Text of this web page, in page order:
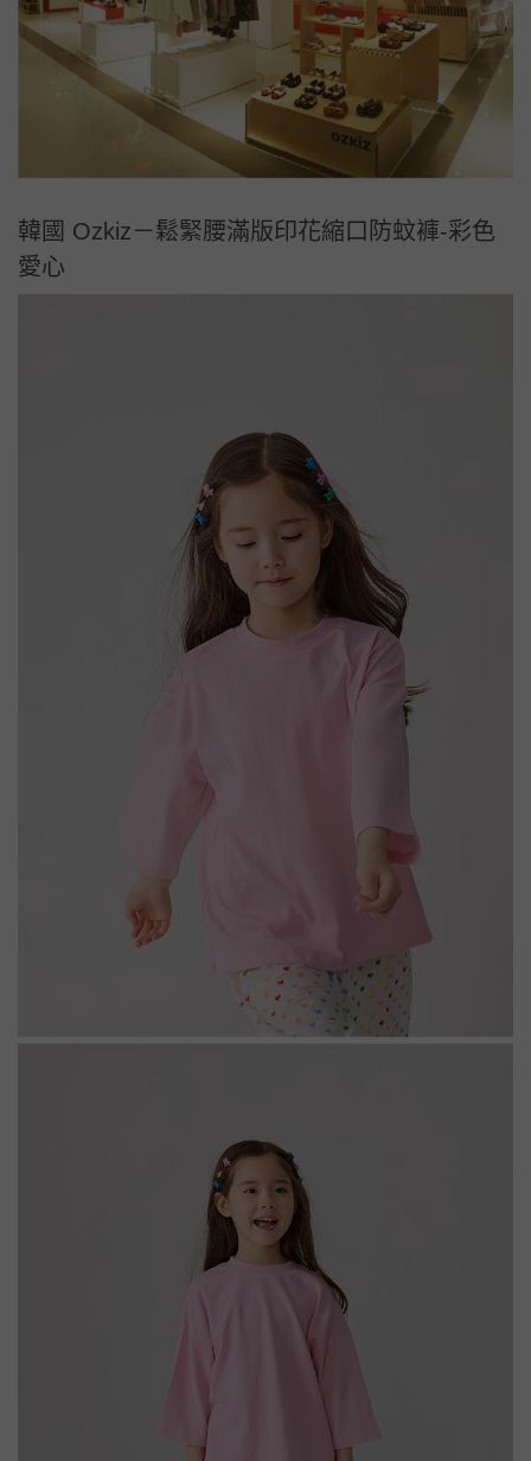
韓國 Ozkiz－鬆緊腰滿版印花縮口防蚊褲-彩色
愛心